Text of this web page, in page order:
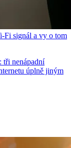
Fi signál a vy o tom
tři nenápadní
úplně jiným